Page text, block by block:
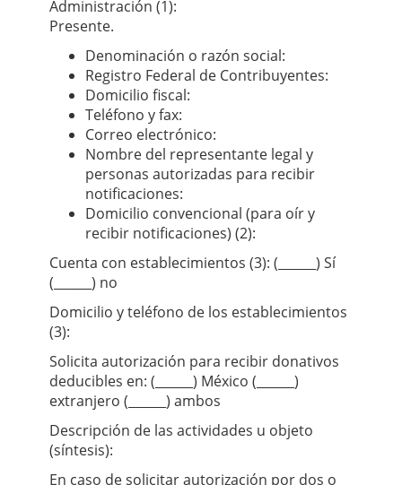
Administración (1):
Presente.
Denominación o razón social:
Registro Federal de Contribuyentes:
Domicilio ﬁscal:
Teléfono y fax:
Correo electrónico:
Nombre del representante legal y
personas autorizadas para recibir
notiﬁcaciones:
Domicilio convencional (para oír y
recibir notiﬁcaciones) (2):
Cuenta con establecimientos (3): (______) Sí
(______) no
Domicilio y teléfono de los establecimientos
(3):
Solicita autorización para recibir donativos
deducibles en: (______) México (______)
extranjero (______) ambos
Descripción de las actividades u objeto
(síntesis):
En caso de solicitar autorización por dos o